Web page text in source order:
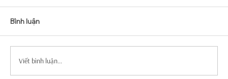
Bình luận
Viết bình luận...